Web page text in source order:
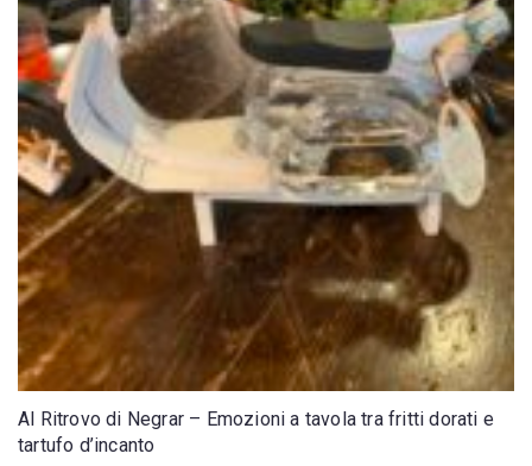
Al Ritrovo di Negrar – Emozioni a tavola tra fritti dorati e
tartufo d’incanto